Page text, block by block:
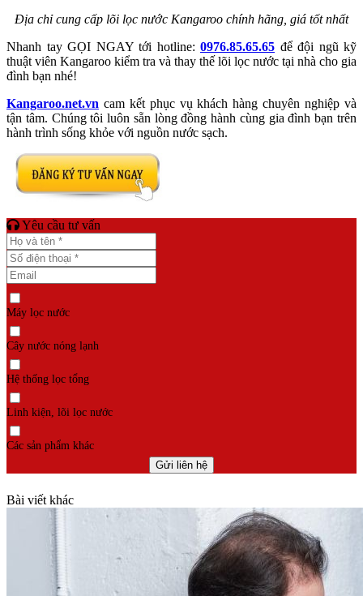
Địa chỉ cung cấp lõi lọc nước Kangaroo chính hãng, giá tốt nhất
Nhanh tay GỌI NGAY tới hotline: 0976.85.65.65 để đội ngũ kỹ
thuật viên Kangaroo kiểm tra và thay thế lõi lọc nước tại nhà cho gia
đình bạn nhé!
Kangaroo.net.vn cam kết phục vụ khách hàng chuyên nghiệp và
tận tâm. Chúng tôi luôn sẵn lòng đồng hành cùng gia đình bạn trên
hành trình sống khỏe với nguồn nước sạch.
Yêu cầu tư vấn
Máy lọc nước
Cây nước nóng lạnh
Hệ thống lọc tổng
Linh kiện, lõi lọc nước
Các sản phẩm khác
Bài viết khác